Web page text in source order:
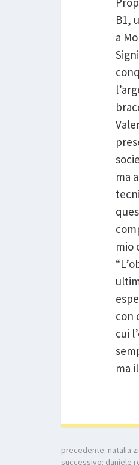
B1,
a
ma
mio
con
cui
ma
precedente: natalia
successivo: daniele